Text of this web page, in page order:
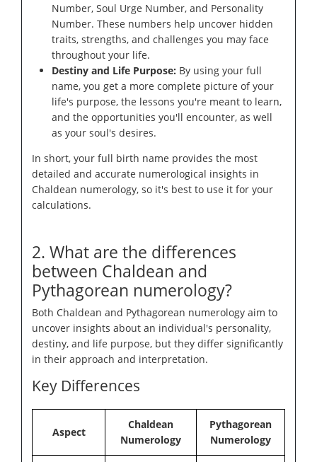
Number, Soul Urge Number, and Personality
Number. These numbers help uncover hidden
traits, strengths, and challenges you may face
throughout your life.
Destiny and Life Purpose: By using your full
name, you get a more complete picture of your
life's purpose, the lessons you're meant to learn,
and the opportunities you'll encounter, as well
as your soul's desires.
In short, your full birth name provides the most
detailed and accurate numerological insights in
Chaldean numerology, so it's best to use it for your
calculations.
2. What are the differences
between Chaldean and
Pythagorean numerology?
Both Chaldean and Pythagorean numerology aim to
uncover insights about an individual's personality,
destiny, and life purpose, but they differ significantly
in their approach and interpretation.
Key Differences
Aspect
Chaldean
Numerology
Pythagorean
Numerology